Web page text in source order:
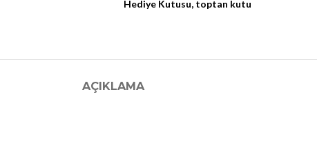
Hediye Kutusu, toptan kutu
AÇIKLAMA